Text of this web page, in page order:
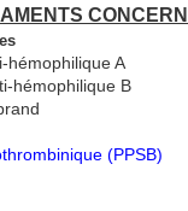
hémophilique A
B
(PPSB)